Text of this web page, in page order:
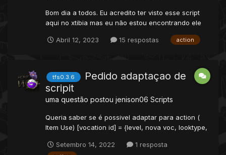
Bom dia a todos. Eu acredito ter visto esse script
aqui no xtibia mas eu não estou encontrando ele
do Vodkart. Se alguém souber qual é e encontrar
Abril 12, 2023 15 respostas action
tfs0.3.6
Pedido adaptaçao de
scripit
uma questão postou jenison06 Scripts
Queria saber se é possivel adaptar para action (
Item Use) [vocation id] = {level, nova voc, looktype,
esse Campo id.Item. caso nao der, pode ser sem
Setembro 14, 2022 1 resposta